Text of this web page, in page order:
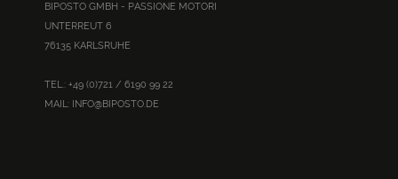
BIPOSTO GMBH - PASSIONE MOTORI
UNTERREUT 6
76135 KARLSRUHE
TEL.: +49 (0)721 / 6190 99 22
MAIL:
INFO@BIPOSTO.DE